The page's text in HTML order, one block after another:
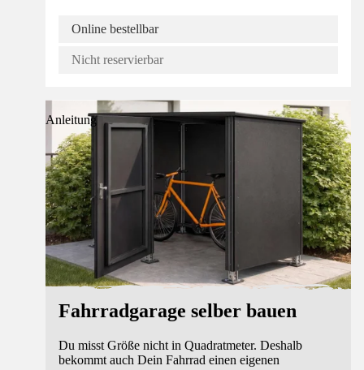
Online bestellbar
Nicht reservierbar
Anleitung
Fahrradgarage selber bauen
Du misst Größe nicht in Quadratmeter. Deshalb
bekommt auch Dein Fahrrad einen eigenen